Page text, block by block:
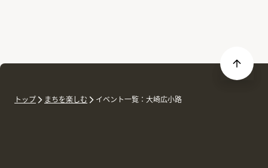
トップ まちを楽しむ イベント一覧：大崎広小路